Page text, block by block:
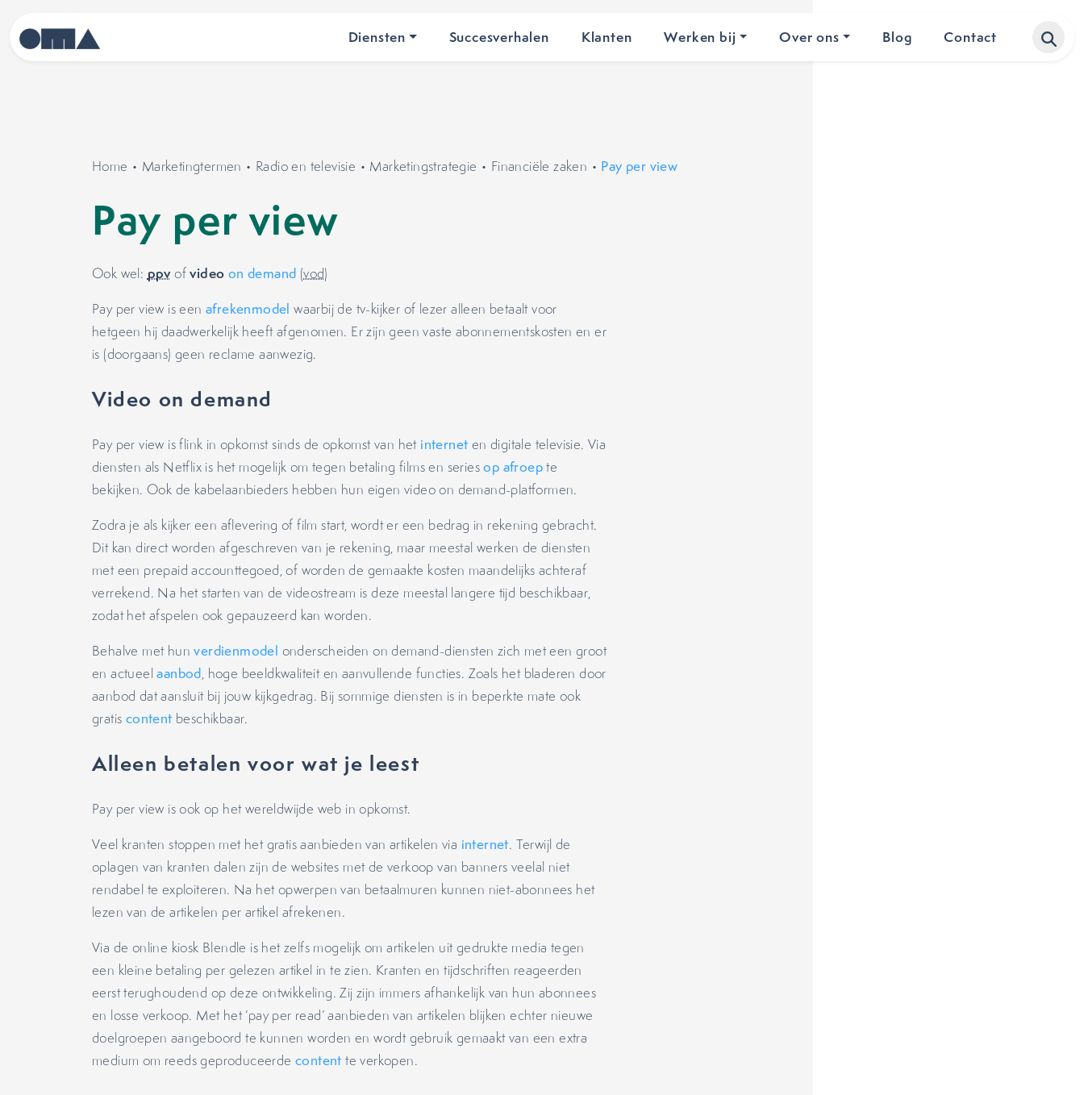
Diensten Succesverhalen Klanten Werken bij Over ons Blog Contact
Home • Marketingtermen • Radio en televisie • Marketingstrategie • Financiële zaken • Pay per view
Pay per view
Ook wel: ppvofvideo on demand (vod)
Pay per view is een afrekenmodel waarbij de tv-kijker of lezer alleen betaalt voor
hetgeen hij daadwerkelijk heeft afgenomen. Er zijn geen vaste abonnementskosten en er
is (doorgaans) geen reclame aanwezig.
Video on demand
Pay per view is flink in opkomst sinds de opkomst van het internet en digitale televisie. Via
diensten als Netflix is het mogelijk om tegen betaling films en seriesop afroepte
bekijken. Ook de kabelaanbieders hebben hun eigen video on demand-platformen.
Zodra je als kijker een aflevering of film start, wordt er een bedrag in rekening gebracht.
Dit kan direct worden afgeschreven van je rekening, maar meestal werken de diensten
met een prepaid accounttegoed, of worden de gemaakte kosten maandelijks achteraf
verrekend. Na het starten van de videostream is deze meestal langere tijd beschikbaar,
zodat het afspelen ook gepauzeerd kan worden.
Behalve met hunverdienmodel onderscheiden on demand-diensten zich met een groot
en actueelaanbod, hoge beeldkwaliteit en aanvullende functies. Zoals het bladeren door
aanbod dat aansluit bij jouw kijkgedrag. Bij sommige diensten is in beperkte mate ook
gratis content beschikbaar.
Alleen betalen voor wat je leest
Pay per view is ook op het wereldwijde web in opkomst.
Veel kranten stoppen met het gratis aanbieden van artikelen via internet. Terwijl de
oplagen van kranten dalen zijn de websites met de verkoop van banners veelal niet
rendabel te exploiteren. Na het opwerpen van betaalmuren kunnen niet-abonnees het
lezen van de artikelen per artikel afrekenen.
Via de online kiosk Blendle is het zelfs mogelijk om artikelen uit gedrukte media tegen
een kleine betaling per gelezen artikel in te zien. Kranten en tijdschriften reageerden
eerst terughoudend op deze ontwikkeling. Zij zijn immers afhankelijk van hun abonnees
en losse verkoop. Met het ‘pay per read’ aanbieden van artikelen blijken echter nieuwe
doelgroepen aangeboord te kunnen worden en wordt gebruik gemaakt van een extra
medium om reeds geproduceerde content te verkopen.